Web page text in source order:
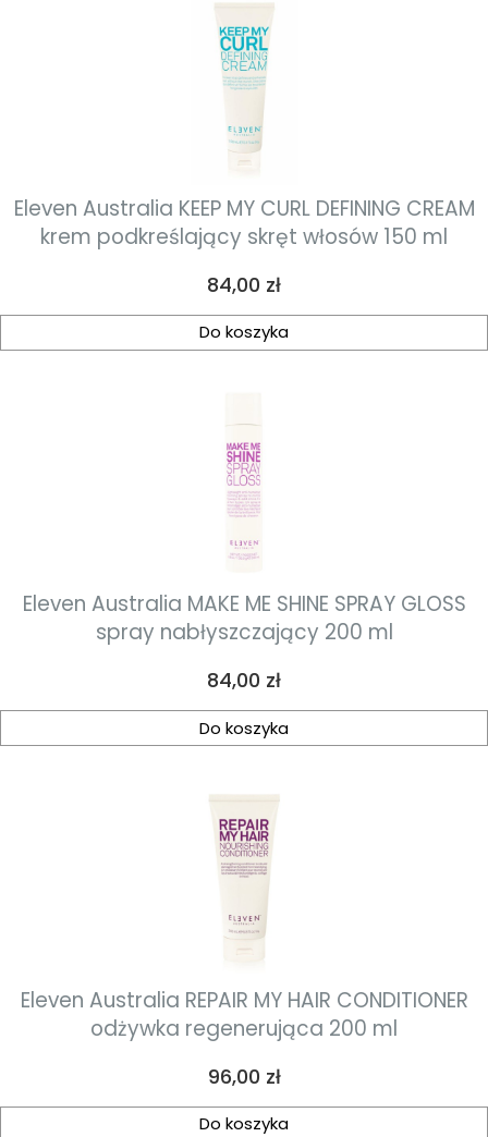
Eleven Australia KEEP MY CURL DEFINING CREAM
krem podkreślający skręt włosów 150 ml
Cena
84,00 zł
Do koszyka
Eleven Australia MAKE ME SHINE SPRAY GLOSS
spray nabłyszczający 200 ml
Cena
84,00 zł
Do koszyka
Eleven Australia REPAIR MY HAIR CONDITIONER
odżywka regenerująca 200 ml
Cena
96,00 zł
Do koszyka